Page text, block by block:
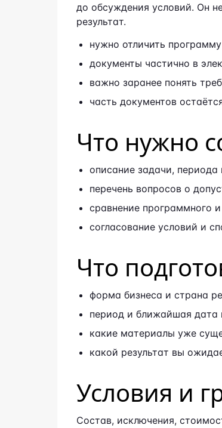
до обсуждения условий. Он
результат.
нужно отличить
документы частично в
важно заранее понять
часть документов
Что нужно
описание задачи,
перечень вопросов о
сравнение программного
согласование условий и
Что
форма бизнеса и страна
период и ближайшая дата
какие материалы уже
какой результат вы
Условия и
Состав, исключения,